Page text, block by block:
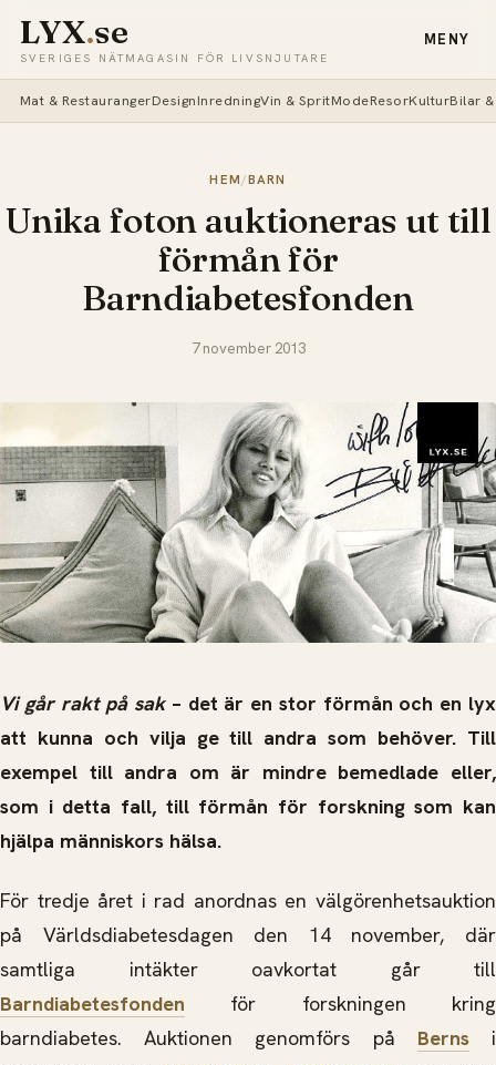
LYX.se
SVERIGES NÄTMAGASIN FÖR LIVSNJUTARE
MENY
Mat & RestaurangerDesignInredningVin & SpritModeResorKulturBilar
HEM/BARN
Unika foton auktioneras ut till
förmån för
Barndiabetesfonden
7 november 2013
Vi går rakt på sak– det är en stor förmån och en lyx
att kunna och vilja ge till andra som behöver. Till
exempel till andra om är mindre bemedlade eller,
som i detta fall, till förmån för forskning som kan
hjälpa människors hälsa.
För tredje året i rad anordnas en välgörenhetsauktion
på Världsdiabetesdagen den 14 november, där
samtliga intäkter oavkortat går till
Barndiabetesfonden
för
forskningen kring
barndiabetes. Auktionen genomförs på Bernsi